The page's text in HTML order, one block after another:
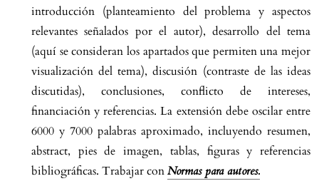
introducción (planteamiento del problema y aspectos
relevantes señalados por el autor), desarrollo del tema
(aquí se consideran los apartados que permiten una mejor
visualización del tema), discusión (contraste de las ideas
discutidas), conclusiones, conflicto de intereses,
financiación y referencias. La extensión debe oscilar entre
6000 y 7000 palabras aproximado, incluyendo resumen,
abstract, pies de imagen, tablas, figuras y referencias
bibliográficas. Trabajar conNormas para autores.